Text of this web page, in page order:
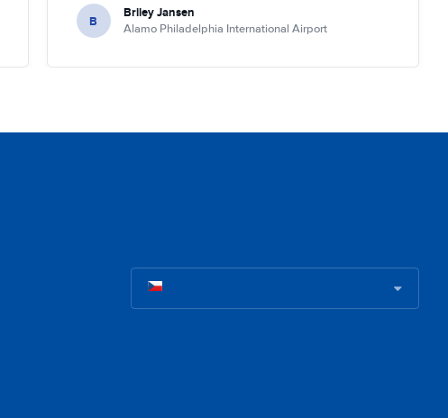
B Briley Jansen
Alamo Philadelphia International Airport